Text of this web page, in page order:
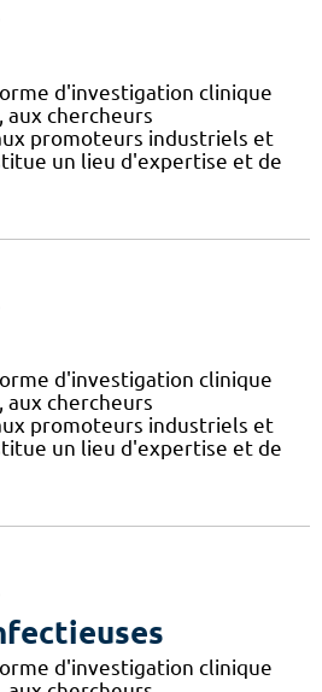
d'investigation clinique
aux chercheurs
promoteurs industriels et
un lieu d'expertise et de
d'investigation clinique
aux chercheurs
promoteurs industriels et
un lieu d'expertise et de
d'investigation clinique